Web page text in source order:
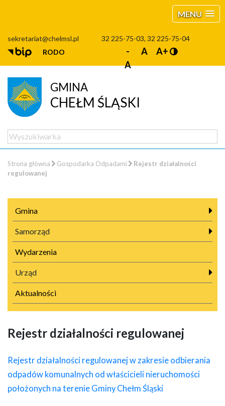
MENU
sekretariat@chelmsl.pl
32 225-75-03, 32 225-75-04
RODO
-
A
A A+
GMINA
CHEŁM ŚLĄSKI
Strona główna Gospodarka Odpadami
Rejestr działalności
regulowanej
Gmina
Samorząd
Wydarzenia
Urząd
Aktualności
Rejestr działalności regulowanej
Rejestr działalności regulowanej w zakresie odbierania
odpadów komunalnych od właścicieli nieruchomości
położonych na terenie Gminy Chełm Śląski